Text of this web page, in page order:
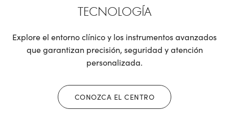
TECNOLOGÍA
Explore el entorno clínico y los instrumentos avanzados
que garantizan precisión, seguridad y atención
personalizada.
CONOZCA EL CENTRO